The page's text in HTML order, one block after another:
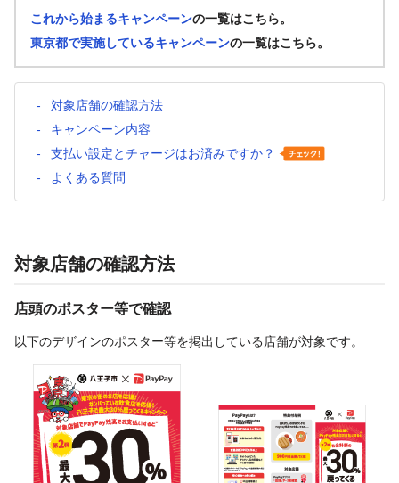
これから始まるキャンペーンの一覧はこちら。
東京都で実施しているキャンペーンの一覧はこちら。
対象店舗の確認方法
キャンペーン内容
支払い設定とチャージはお済みですか？
よくある質問
対象店舗の確認方法
店頭のポスター等で確認
以下のデザインのポスター等を掲出している店舗が対象です。